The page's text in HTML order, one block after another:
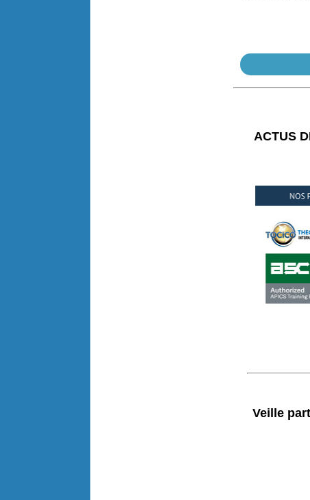
ACTUS
Veille